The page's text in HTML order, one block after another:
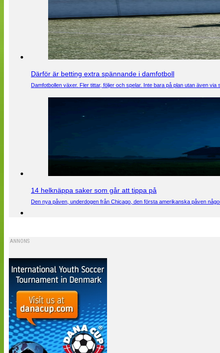
Därför är betting extra spännande i damfotboll
Damfotbollen växer. Fler tittar, följer och spelar. Inte bara på plan utan även
14 helknäppa saker som går att tippa på
Den nya påven, underdogen från Chicago, den första amerikanska påven
ANNONS